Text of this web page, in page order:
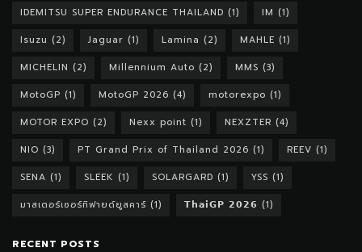
IDEMITSU SUPER ENDURANCE THAILAND (1) IM (1)
Isuzu (2) Jaguar (1) Lamina (2) MAHLE (1)
MICHELIN (2) Millennium Auto (2) MMS (3)
MotoGP (1) MotoGP 2026 (4) motorexpo (1)
MOTOR EXPO (2) Nexx point (1) NEXZTER (4)
NIO (3) PT Grand Prix of Thailand 2026 (1) REEV (1)
SENA (1) SLEEK (1) SOLARGARD (1) YSS (1)
มาสเตอร์เซอร์ทิฟายด์ยูสคาร์ (1) 𝗧𝗵𝗮𝗶𝗚𝗣 𝟮𝟬𝟮𝟲 (1)
RECENT POSTS